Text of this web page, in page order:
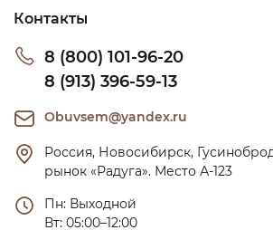
Контакты
8 (800) 101-96-20
8 (913) 396-59-13
Obuvsem@yandex.ru
Россия, Новосибирск,
рынок «Радуга». Место А-123
Пн: Выходной
Вт: 05:00–12:00